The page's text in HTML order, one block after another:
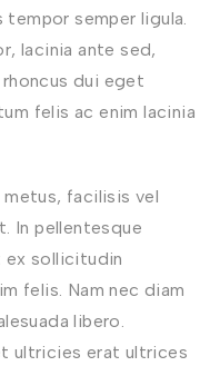
semper ligula.
lacinia ante sed,
dui eget
felis ac enim lacinia
facilisis vel
In pellentesque
ex sollicitudin
felis. Nam nec diam
libero.
ultricies erat ultrices